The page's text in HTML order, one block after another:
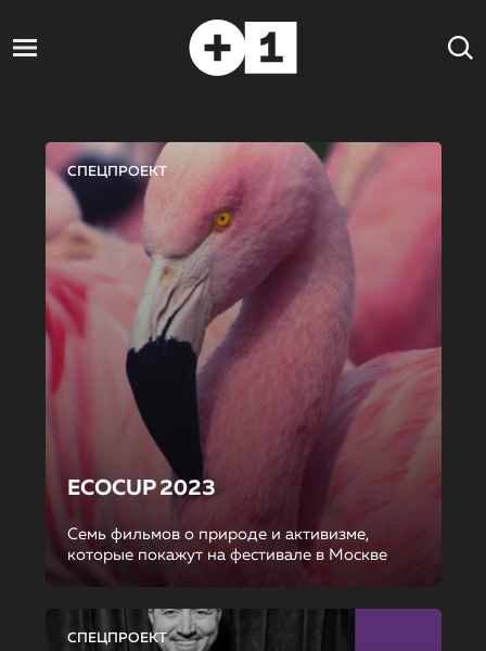
СПЕЦПРОЕКТ
ECOCUP 2023
Семь фильмов о природе и активизме,
которые покажут на фестивале в Москве
СПЕЦПРОЕКТ